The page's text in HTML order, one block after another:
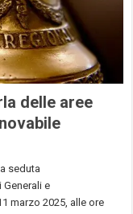
delle aree
seduta
e
marzo 2025, alle ore